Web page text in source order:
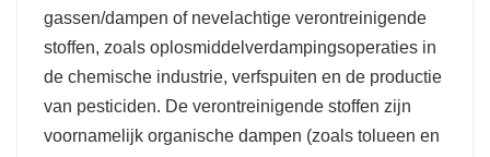
gassen/dampen of nevelachtige verontreinigende
stoffen, zoals oplosmiddelverdampingsoperaties in
de chemische industrie, verfspuiten en de productie
van pesticiden. De verontreinigende stoffen zijn
voornamelijk organische dampen (zoals tolueen en